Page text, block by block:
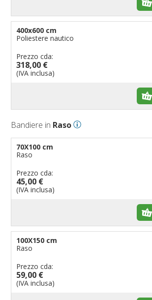
400x600 cm
Poliestere nautico
Prezzo cda:
318,00 €
(IVA inclusa)
Bandiere in Raso
70X100 cm
Raso
Prezzo cda:
45,00 €
(IVA inclusa)
100X150 cm
Raso
Prezzo cda:
59,00 €
(IVA inclusa)